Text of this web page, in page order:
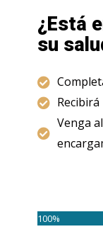
¿Está
su
Venga
100%